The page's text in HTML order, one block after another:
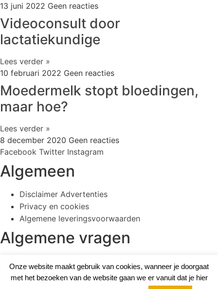
13 juni 2022 Geen reacties
Videoconsult door
lactatiekundige
Lees verder »
10 februari 2022 Geen reacties
Moedermelk stopt bloedingen,
maar hoe?
Lees verder »
8 december 2020 Geen reacties
Facebook Twitter Instagram
Algemeen
Disclaimer Advertenties
Privacy en cookies
Algemene leveringsvoorwaarden
Algemene vragen
op dins-, woens- en donderdag
Onze website maakt gebruik van cookies, wanneer je doorgaat
met het bezoeken van de website gaan we er vanuit dat je hier